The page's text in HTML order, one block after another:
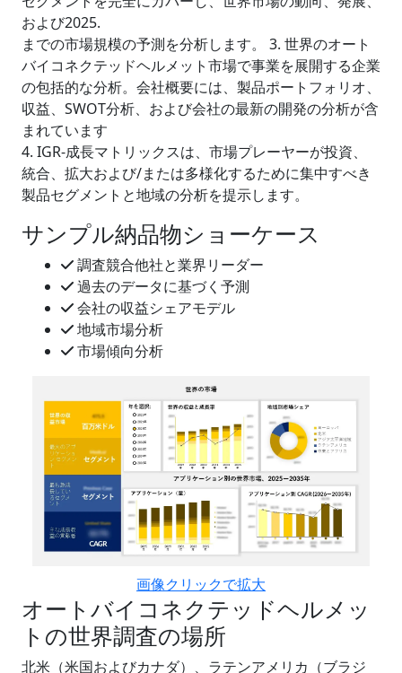
および2025.
までの市場規模の予測を分析します。 3. 世界のオート
バイコネクテッドヘルメット市場で事業を展開する企業
の包括的な分析。会社概要には、製品ポートフォリオ、
収益、SWOT分析、および会社の最新の開発の分析が含
まれています
4. IGR-成長マトリックスは、市場プレーヤーが投資、
統合、拡大および/または多様化するために集中すべき
製品セグメントと地域の分析を提示します。
サンプル納品物ショーケース
調査競合他社と業界リーダー
過去のデータに基づく予測
会社の収益シェアモデル
地域市場分析
市場傾向分析
画像クリックで拡大
オートバイコネクテッドヘルメッ
トの世界調査の場所
北米（米国およびカナダ）、ラテンアメリカ（ブラジ